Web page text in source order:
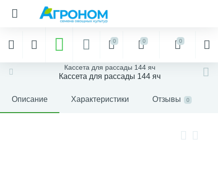
0 0 0
Кассета для рассады 144 яч
Кассета для рассады 144 яч
Описание Характеристики Отзывы 0